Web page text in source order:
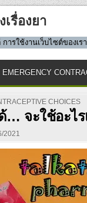
เรื่องยา
ารใช้งานเว็บไซต์ของเ
EMERGENCY
CHOICES
… จะใช้อะไ
2021